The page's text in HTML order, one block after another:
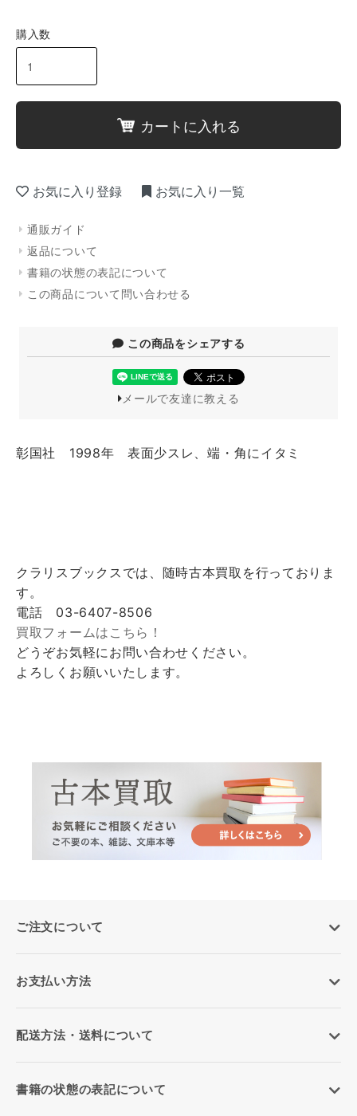
購入数
カートに入れる
お気に入り登録 お気に入り一覧
通販ガイド
返品について
書籍の状態の表記について
この商品について問い合わせる
この商品をシェアする
メールで友達に教える
彰国社 1998年 表面少スレ、端・角にイタミ
クラリスブックスでは、随時古本買取を行っておりま
す。
電話 03-6407-8506
買取フォームはこちら！
どうぞお気軽にお問い合わせください。
よろしくお願いいたします。
ご注文について
お支払い方法
配送方法・送料について
書籍の状態の表記について